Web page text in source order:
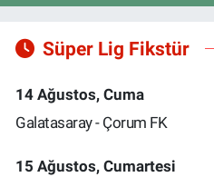
Süper Lig Fikstür
14 Ağustos, Cuma
Galatasaray - Çorum FK
15 Ağustos, Cumartesi